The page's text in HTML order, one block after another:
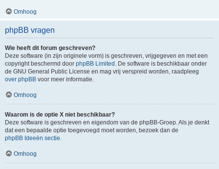
Omhoog
phpBB vragen
Wie heeft dit forum geschreven?
Deze software (in zijn originele vorm) is geschreven, vrijgegeven en met een
copyright beschermd door phpBB Limited . De software is beschikbaar onder
de GNU General Public License en mag vrij verspreid worden, raadpleeg
over phpBB voor meer informatie.
Omhoog
Waarom is de optie X niet beschikbaar?
Deze software is geschreven en eigendom van de phpBB-Groep. Als je denkt
dat een bepaalde optie toegevoegd moet worden, bezoek dan de
phpBB Ideeën sectie
Omhoog